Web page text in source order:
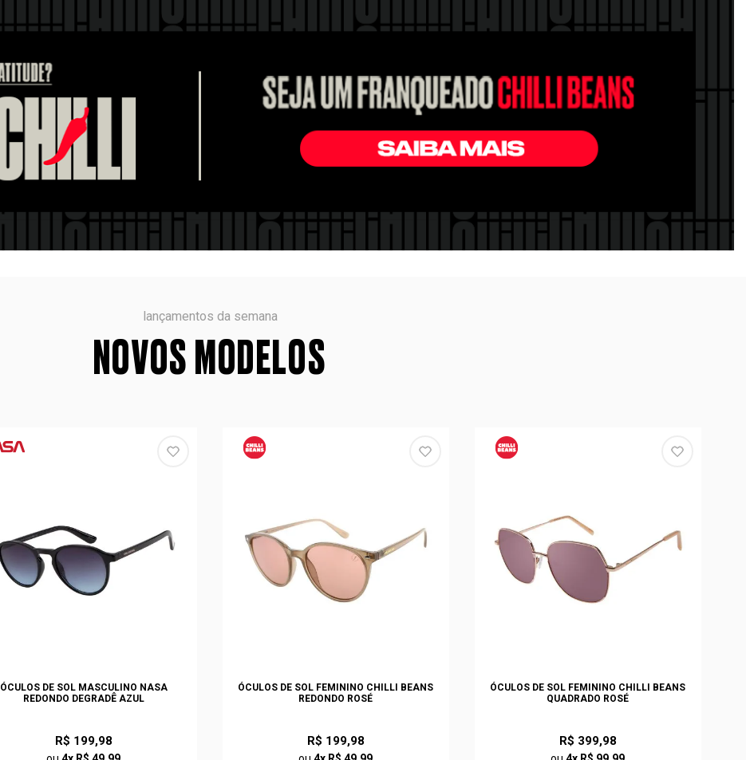
lançamentos da semana
NOVOS MODELOS
ÓCULOS DE SOL MASCULINO NASA
REDONDO DEGRADÊ AZUL
R$ 199,98
ÓCULOS DE SOL FEMININO CHILLI BEANS
REDONDO ROSÉ
R$ 199,98
ÓCULOS DE SOL FEMININO CHILLI BEANS
QUADRADO ROSÉ
R$ 399,98